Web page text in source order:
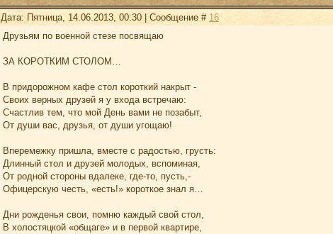
Дата: Пятница, 14.06.2013, 00:30 | Сообщение # 16
Друзьям по военной стезе посвящаю
ЗА КОРОТКИМ СТОЛОМ…
В придорожном кафе стол короткий накрыт -
Своих верных друзей я у входа встречаю:
Счастлив тем, что мой День вами не позабыт,
От души вас, друзья, от души угощаю!
Вперемежку пришла, вместе с радостью, грусть:
Длинный стол и друзей молодых, вспоминая,
От родной стороны вдалеке, где-то, пусть,-
Офицерскую честь, «есть!» короткое знал я…
Дни рожденья свои, помню каждый свой стол,
В холостяцкой «общаге» и в первой квартире,